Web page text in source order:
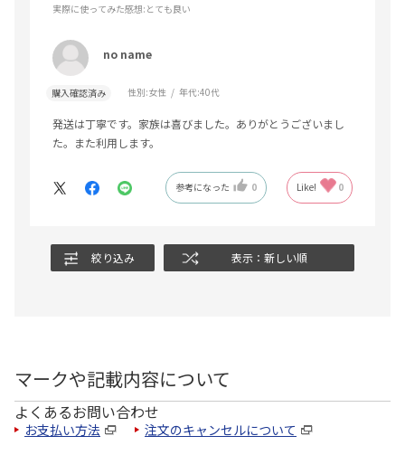
実際に使ってみた感想:とても良い
no name
購入確認済み 性別:女性 年代:40代
発送は丁寧です。家族は喜びました。ありがとうございまし
た。また利用します。
参考になった 0 Like! 0
絞り込み 表示：新しい順
マークや記載内容について
よくあるお問い合わせ
お支払い方法 注文のキャンセルについて